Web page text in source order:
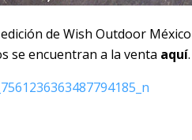
de Wish Outdoor
se encuentran a la venta aquí.